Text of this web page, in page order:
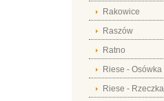
Rakowice
Raszów
Ratno
Riese - Osówka
Riese - Rzeczka